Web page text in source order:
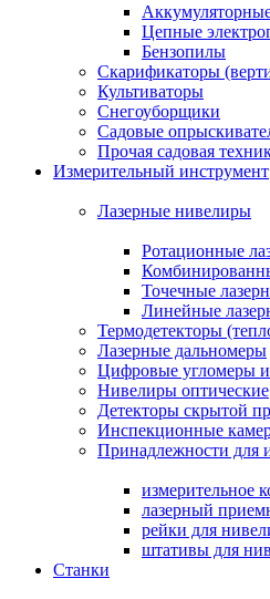
Цепные
Бензопилы
Скарификаторы
Культиваторы
Снегоуборщики
Садовые
Прочая садовая
Измерительный инструмент
Лазерные нивелиры
Ротационные
Точечные
Линейные
Термодетекторы
Лазерные дальномеры
Цифровые угломеры
Нивелиры оптические
Детекторы скрытой
Инспекционные
Принадлежности для
измерительное
лазерный
рейки для
штативы для
Станки